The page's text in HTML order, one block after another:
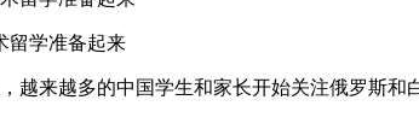
留学准备起来
越来越多的中国学生和家长开始关注俄罗斯